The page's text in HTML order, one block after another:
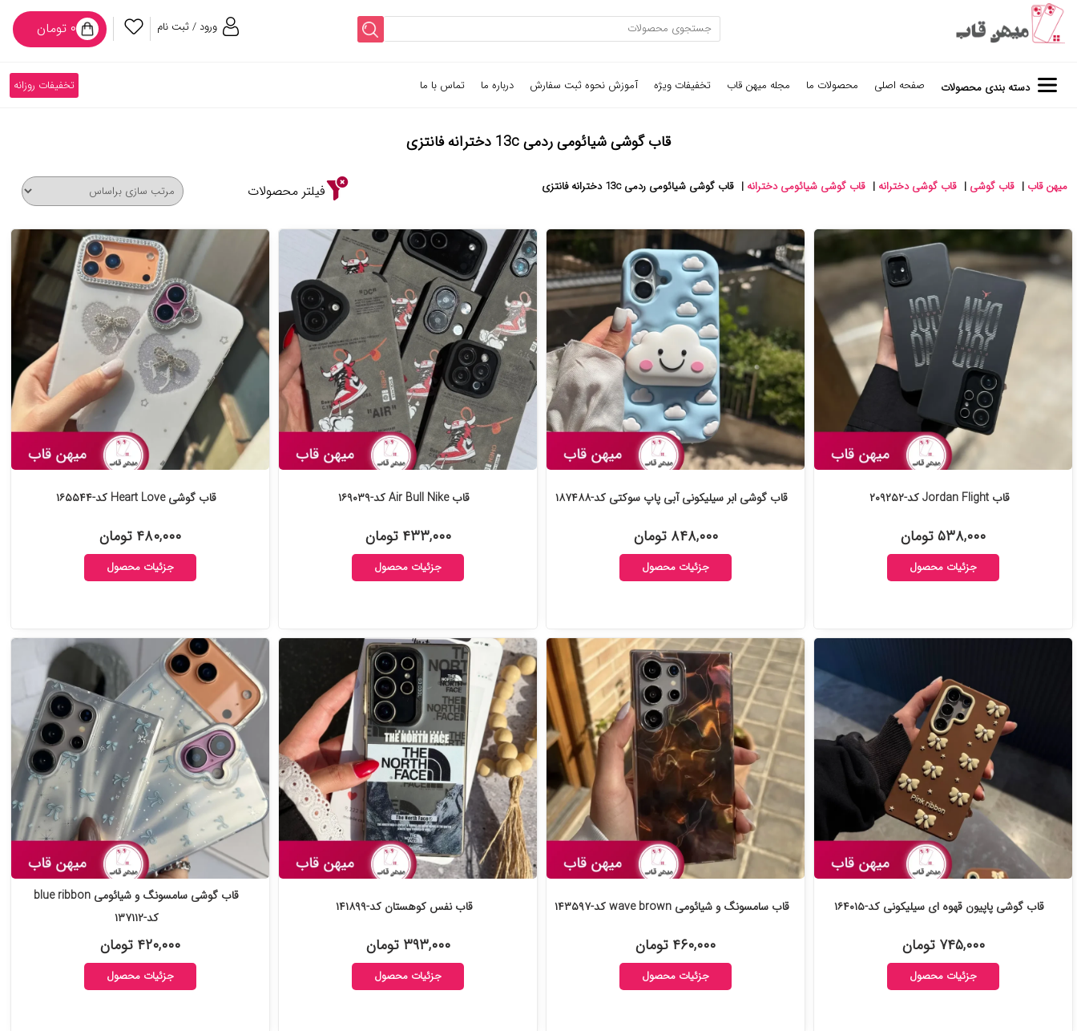
ورود / ثبت نام ۰ تومان
دسته بندی محصولات صفحه اصلی محصولات ما مجله میهن قاب تخفیفات ویژه آموزش نحوه ثبت سفارش درباره ما تماس با ما تخفیفات روزانه
قاب گوشی شیائومی ردمی 13c دخترانه فانتزی
میهن قاب | قاب گوشی | قاب گوشی دخترانه | قاب گوشی شیائومی دخترانه | قاب گوشی شیائومی ردمی 13c دخترانه فانتزی فیلتر محصولات
قاب Jordan Flight کد-۲۰۹۲۵۲
۵۳۸,۰۰۰ تومان
جزئیات محصول
قاب گوشی ابر سیلیکونی آبی پاپ سوکتی کد-۱۸۷۴۸۸
۸۴۸,۰۰۰ تومان
جزئیات محصول
قاب Air Bull Nike کد-۱۶۹۰۳۹
۴۳۳,۰۰۰ تومان
جزئیات محصول
قاب گوشی Heart Love کد-۱۶۵۵۴۴
۴۸۰,۰۰۰ تومان
جزئیات محصول
قاب گوشی پاپیون قهوه ای سیلیکونی کد-۱۶۴۰۱۵
۷۴۵,۰۰۰ تومان
جزئیات محصول
قاب سامسونگ و شیائومی wave brown کد-۱۴۳۵۹۷
۴۶۰,۰۰۰ تومان
جزئیات محصول
قاب نفس کوهستان کد-۱۴۱۸۹۹
۳۹۳,۰۰۰ تومان
جزئیات محصول
قاب گوشی سامسونگ و شیائومی blue ribbon
کد-۱۳۷۱۱۲
۴۲۰,۰۰۰ تومان
جزئیات محصول